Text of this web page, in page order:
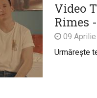
Video
Rimes
09
Urmărește